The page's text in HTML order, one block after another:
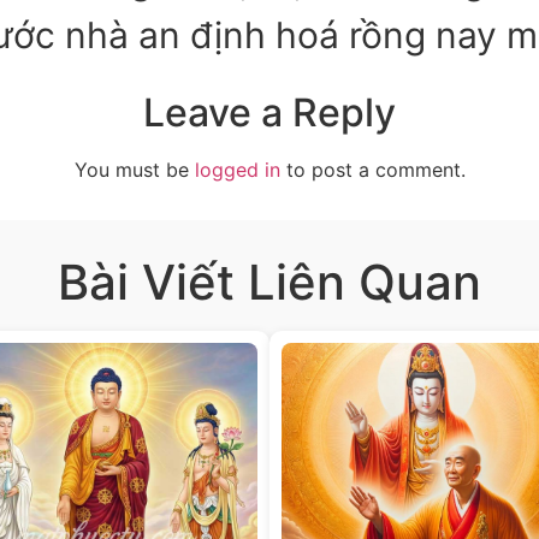
nhà an định hoá rồng nay
Leave a Reply
You must be logged into post a comment.
Bài Viết Liên Quan